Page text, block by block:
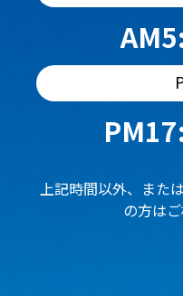
上記時間以外、また
の方は